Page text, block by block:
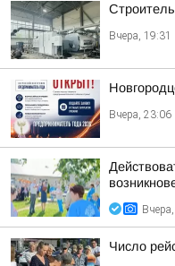
Вчера, 19:31
Вчера, 23:06
Число